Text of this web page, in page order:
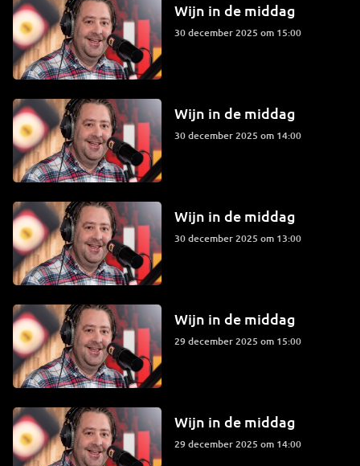
Wijn in de middag
30 december 2025 om 15:00
Wijn in de middag
30 december 2025 om 14:00
Wijn in de middag
30 december 2025 om 13:00
Wijn in de middag
29 december 2025 om 15:00
Wijn in de middag
29 december 2025 om 14:00